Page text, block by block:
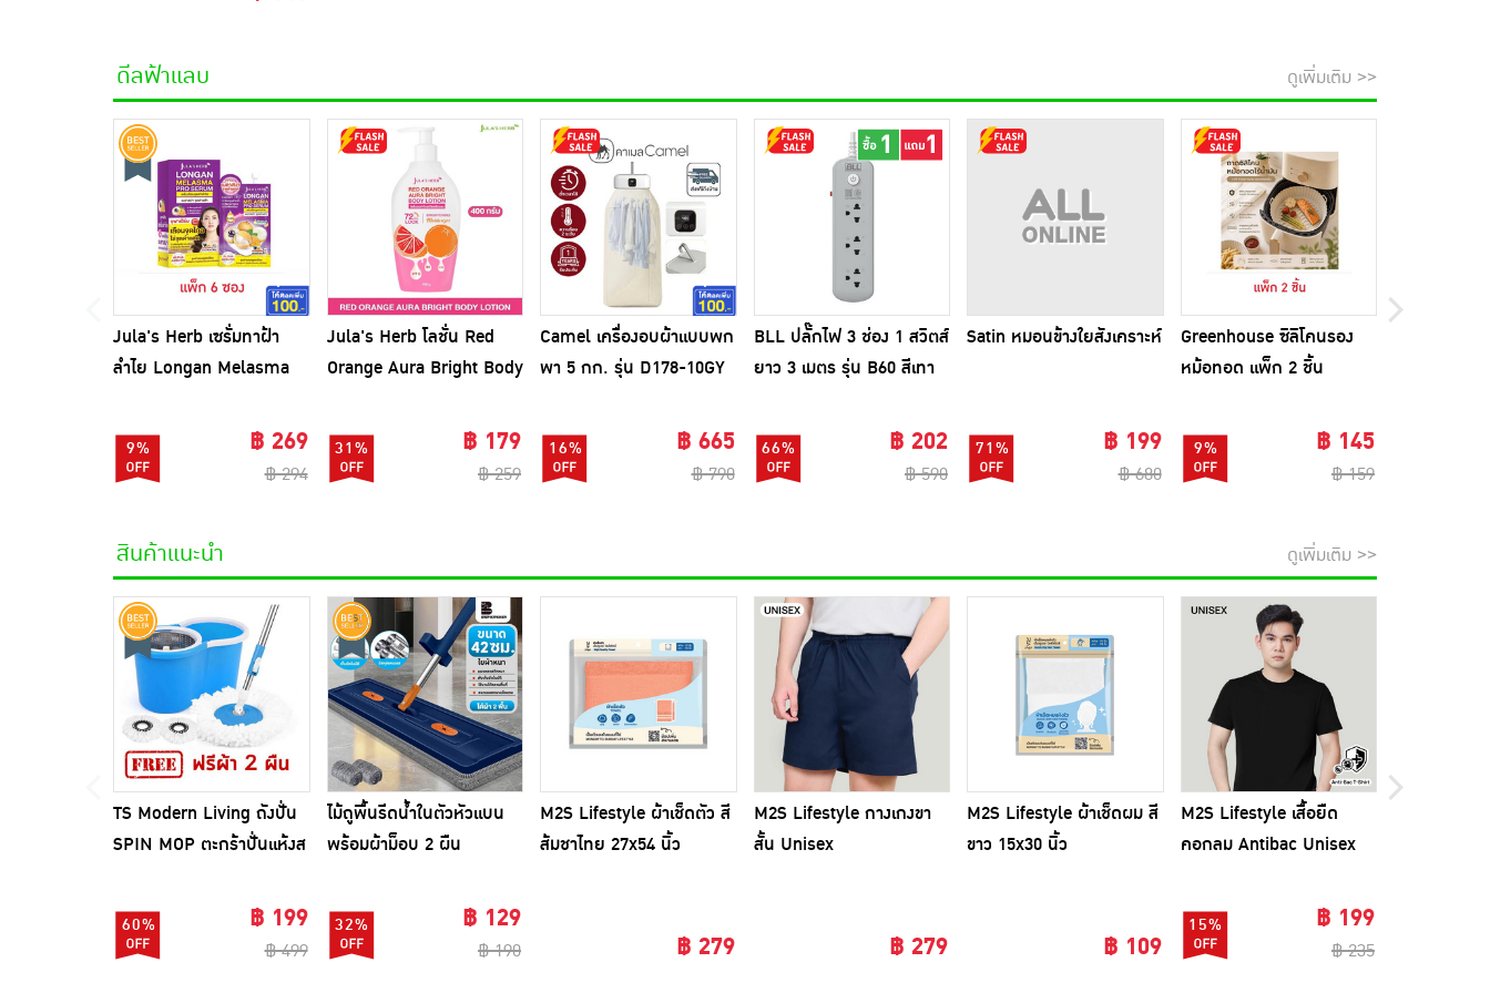
ดีลฟ้าแลบ ดูเพิ่มเติม >>
Jula's Herb เซรั่มทาฝ้า
ลำไย Longan Melasma
9% ฿ 269
฿ 294
Jula's Herb โลชั่น Red
Orange Aura Bright Body
31% ฿ 179
฿ 259
Camel เครื่องอบผ้าแบบพก
พา 5 กก. รุ่น D178-10GY
16% ฿ 665
฿ 790
BLL ปลั๊กไฟ 3 ช่อง 1 สวิตส์
ยาว 3 เมตร รุ่น B60 สีเทา
66% ฿ 202
฿ 590
Satin หมอนข้างใยสังเคราะห์
71% ฿ 199
฿ 680
Greenhouse ซิลิโคนรอง
หม้อทอด แพ็ก 2 ชิ้น
9% ฿ 145
฿ 159
สินค้าแนะนำ ดูเพิ่มเติม >>
TS Modern Living ถังปั่น
SPIN MOP ตะกร้าปั่นแห้งส
CLEANING0019
60% ฿ 199
฿ 499
ไม้ถูพื้นรีดน้ำในตัวหัวแบน
พร้อมผ้าม็อบ 2 ผืน
32% ฿ 129
฿ 190
M2S Lifestyle ผ้าเช็ดตัว สี
ส้มชาไทย 27x54 นิ้ว
฿ 279
M2S Lifestyle กางเกงขา
สั้น Unisex
฿ 279
M2S Lifestyle ผ้าเช็ดผม สี
ขาว 15x30 นิ้ว
฿ 109
M2S Lifestyle เสื้อยืด
คอกลม Antibac Unisex
15% ฿ 199
฿ 235